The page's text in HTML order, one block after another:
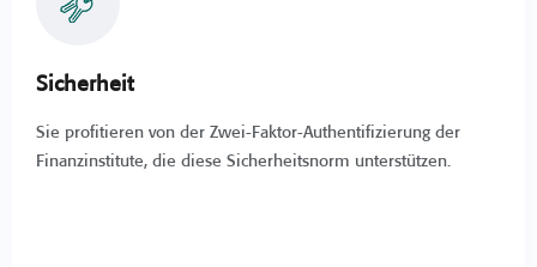
Sicherheit
Sie profitieren von der Zwei-Faktor-Authentifizierung der
Finanzinstitute, die diese Sicherheitsnorm unterstützen.